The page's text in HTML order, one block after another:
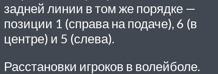
задней линии в том же порядке —
позиции 1 (справа на подаче), 6 (в
центре) и 5 (слева).
Расстановки игроков в волейболе.